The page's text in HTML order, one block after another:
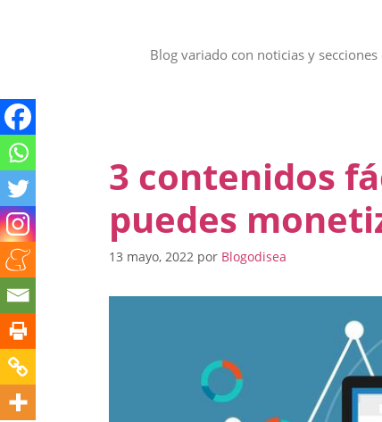
Blog variado con noticias y
3 contenidos
puedes
13 mayo, 2022 por Blogodisea